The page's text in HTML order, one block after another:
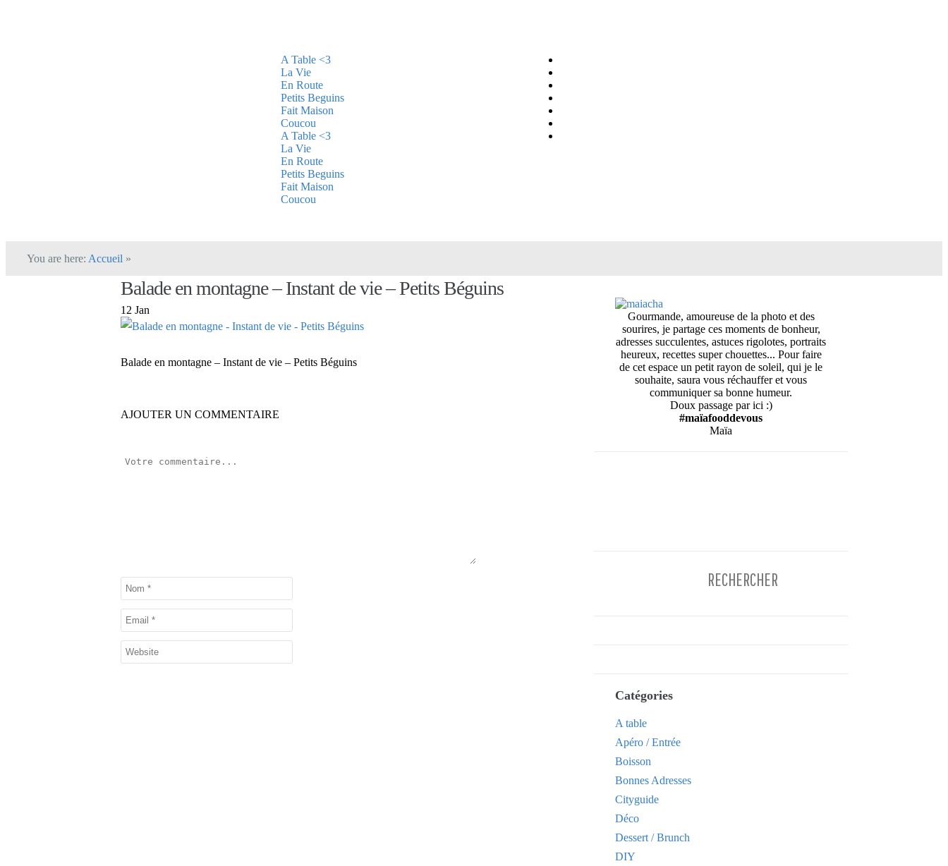
A Table <3
La Vie
En Route
Petits Beguins
Fait Maison
Coucou
A Table <3
La Vie
En Route
Petits Beguins
Fait Maison
Coucou
You are here: Accueil »
Balade en montagne – Instant de vie – Petits Béguins
12 Jan
Balade en montagne – Instant de vie – Petits Béguins
AJOUTER UN COMMENTAIRE
Gourmande, amoureuse de la photo et des
sourires, je partage ces moments de bonheur,
adresses succulentes, astuces rigolotes, portraits
heureux, recettes super chouettes... Pour faire
de cet espace un petit rayon de soleil, qui je le
souhaite, saura vous réchauffer et vous
communiquer sa bonne humeur.
Doux passage par ici :)
#maïafooddevous
Maïa
Catégories
A table
Apéro / Entrée
Boisson
Bonnes Adresses
Cityguide
Déco
Dessert / Brunch
DIY